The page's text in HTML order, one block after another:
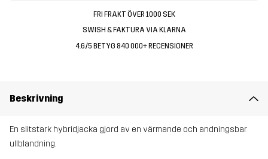
FRI FRAKT ÖVER 1000 SEK
SWISH & FAKTURA VIA KLARNA
4.6/5 BETYG 840 000+ RECENSIONER
Beskrivning
En slitstark hybridjacka gjord av en värmande och andningsbar
ullblandning.